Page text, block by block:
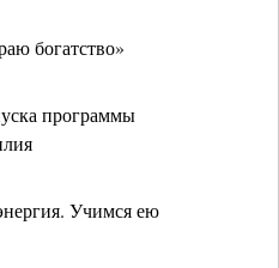
богатство»
программы
Учимся ею